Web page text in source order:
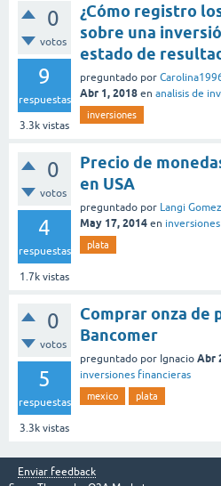
0
votos
9
respuestas
3.3k vistas
¿Cómo registro
sobre una
estado de
preguntado por
Abr 1, 2018 en analisis de
inversiones
0
votos
4
respuestas
1.7k vistas
Precio de
en USA
preguntado por Langi Gomez
May 17, 2014 en
plata
0
votos
5
respuestas
3.3k vistas
Comprar onza de
Bancomer
preguntado por Ignacio Abr
inversiones financieras
mexico plata
Enviar feedback